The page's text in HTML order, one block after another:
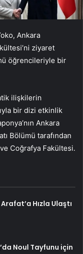
Ankara
ziyaret
öğrencileriyle bir
ilişkilerin
bir dizi etkinlik
Ankara
Bölümü tarafından
Coğrafya Fakültesi.
Hızla Ulaştı
Noul Tayfunu için